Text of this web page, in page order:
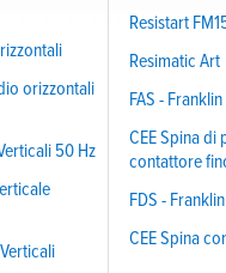
orizzontali
50 Hz
Resistart
Resimatic Art
FAS -
CEE Spina
contattore
FDS -
CEE Spina